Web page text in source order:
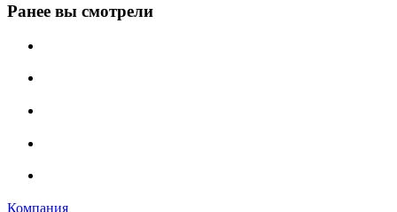
Ранее вы смотрели
Компания